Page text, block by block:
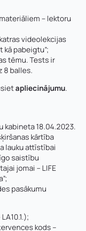
– lektoru
videolekcijas
pabeigtu”;
tēmu. Tests ir
8 balles.
apliecinājumu.
18.04.2023.
kārtība
lauku attīstībai
saistību
jomai – LIFE
pasākumu
kods –